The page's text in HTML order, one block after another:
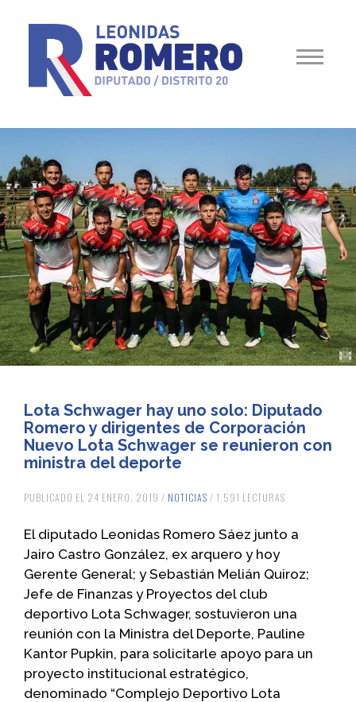
Lota Schwager hay uno solo: Diputado
Romero y dirigentes de Corporación
Nuevo Lota Schwager se reunieron con
ministra del deporte
PUBLICADO EL 24 ENERO, 2019 / NOTICIAS / 1.591 LECTURAS
El diputado Leonidas Romero Sáez junto a
Jairo Castro González, ex arquero y hoy
Gerente General; y Sebastián Melián Quiroz;
Jefe de Finanzas y Proyectos del club
deportivo Lota Schwager, sostuvieron una
reunión con la Ministra del Deporte, Pauline
Kantor Pupkin, para solicitarle apoyo para un
proyecto institucional estratégico,
denominado “Complejo Deportivo Lota